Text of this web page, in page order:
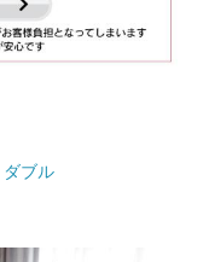
ダブル